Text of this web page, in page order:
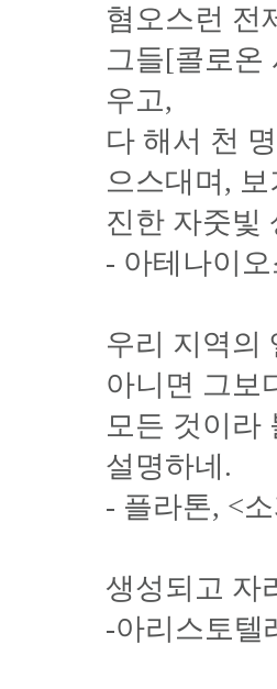
혐오스런 전
그들[콜로온
우고,
다 해서 천
으스대며,
진한 자줏빛
- 아테나이
우리 지역의
아니면 그보
모든 것이라
설명하네.
- 플라톤, <
생성되고 자
-아리스토텔